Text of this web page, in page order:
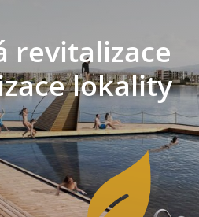
revitalizace
lokality